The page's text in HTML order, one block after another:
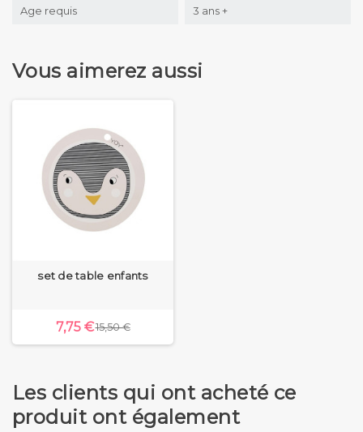
Age requis 3 ans +
Vous aimerez aussi
set de table enfants
7,75 €15,50 €
Les clients qui ont acheté ce
produit ont également